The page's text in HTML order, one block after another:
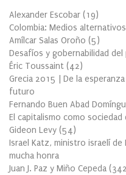
Alexander Escobar (19)
Colombia: Medios
Amílcar Salas Oroño (5)
Desafíos y gobernabilidad
Éric Toussaint (42)
Grecia 2015 | De la
futuro
Fernando Buen Abad
El capitalismo como sociedad
Gideon Levy (54)
Israel Katz, ministro israelí de
mucha honra
Juan J. Paz y Miño Cepeda (342